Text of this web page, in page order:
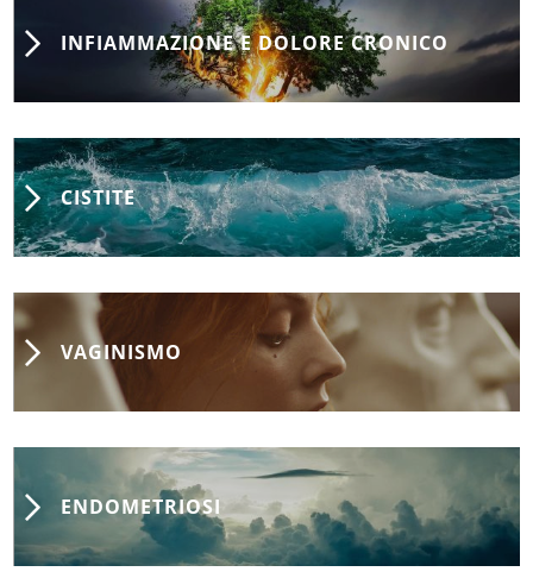
INFIAMMAZIONE E DOLORE CRONICO
CISTITE
VAGINISMO
ENDOMETRIOSI